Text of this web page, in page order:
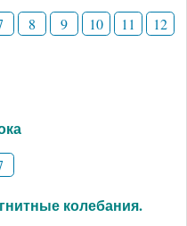
8 9 10 11
12
колебания.